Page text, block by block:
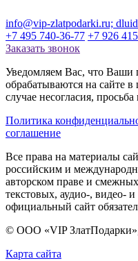
info@vip-zlatpodarki.ru;
+7 495 740-36-77 +7 926
Заказать звонок
Уведомляем Вас, что Ваши
обрабатываются на сайте
случае несогласия,
Политика
соглашение
Все права на материалы
российским и
авторском праве и
текстовых, аудио-, видео-
официальный сайт
© ООО «VIP
Карта сайта